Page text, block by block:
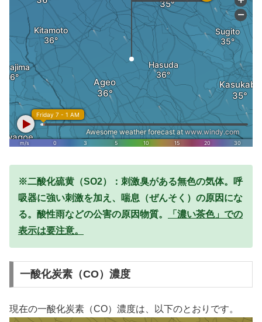
※二酸化硫黄（SO2）：刺激臭がある無色の気体。呼
吸器に強い刺激を加え、喘息（ぜんそく）の原因にな
る。酸性雨などの公害の原因物質。
「濃い茶色」での
表示は要注意。
一酸化炭素（CO）濃度
現在の一酸化炭素（CO）濃度は、以下のとおりです。